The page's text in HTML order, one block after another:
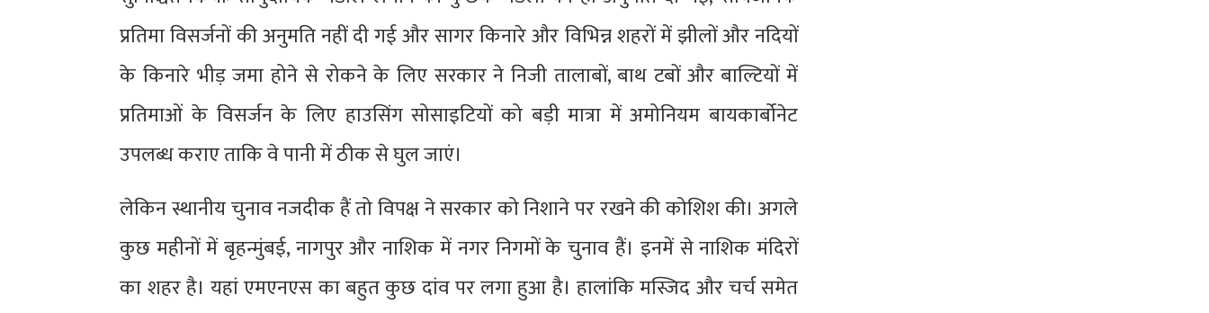
प्रतिमा विसर्जनों की अनुमति नहीं दी गई और सागर किनारे और विभिन्न शहरों में झीलों और नदियों
के किनारे भीड़ जमा होने से रोकने के लिए सरकार ने निजी तालाबों, बाथ टबों और बाल्टियों में
प्रतिमाओं के विसर्जन के लिए हाउसिंग सोसाइटियों को बड़ी मात्रा में अमोनियम बायकार्बोनेट
उपलब्ध कराए ताकि वे पानी में ठीक से घुल जाएं।
लेकिन स्थानीय चुनाव नजदीक हैं तो विपक्ष ने सरकार को निशाने पर रखने की कोशिश की। अगले
कुछ महीनों में बृहन्मुंबई, नागपुर और नाशिक में नगर निगमों के चुनाव हैं। इनमें से नाशिक मंदिरों
का शहर है। यहां एमएनएस का बहुत कुछ दांव पर लगा हुआ है। हालांकि मस्जिद और चर्च समेत